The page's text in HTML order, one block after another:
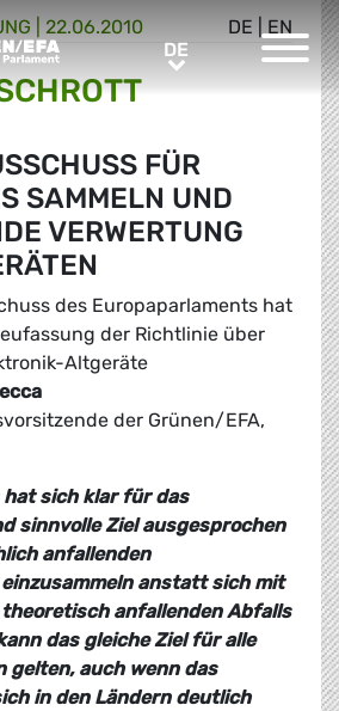
DEDE
DE EN
22.06.2010
FÜR
SAMMELN UND
VERWERTUNG
des Europaparlaments hat
der Richtlinie über
Altgeräte
der Grünen/EFA,
hat sich klar für das
sinnvolle Ziel ausgesprochen
anfallenden
anstatt sich mit
anfallenden Abfalls
das gleiche Ziel für alle
gelten, auch wenn das
in den Ländern deutlich